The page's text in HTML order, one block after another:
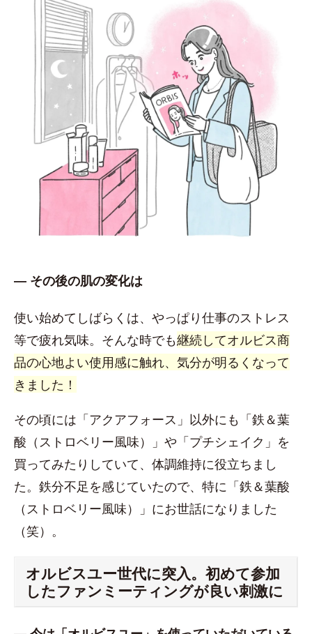
― その後の肌の変化は
使い始めてしばらくは、やっぱり仕事のストレス
等で疲れ気味。そんな時でも継続してオルビス商
品の心地よい使用感に触れ、気分が明るくなって
きました！
その頃には「アクアフォース」以外にも「鉄＆葉
酸（ストロベリー風味）」や「プチシェイク」を
買ってみたりしていて、体調維持に役立ちまし
た。鉄分不足を感じていたので、特に「鉄＆葉酸
（ストロベリー風味）」にお世話になりました
（笑）。
オルビスユー世代に突入。初めて参加
したファンミーティングが良い刺激に